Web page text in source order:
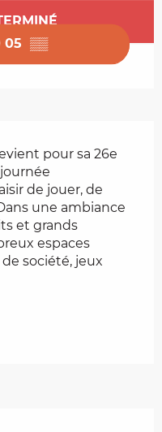
05 ▒▒
pour sa 26e
de jouer, de
une ambiance
et grands
espaces
société, jeux